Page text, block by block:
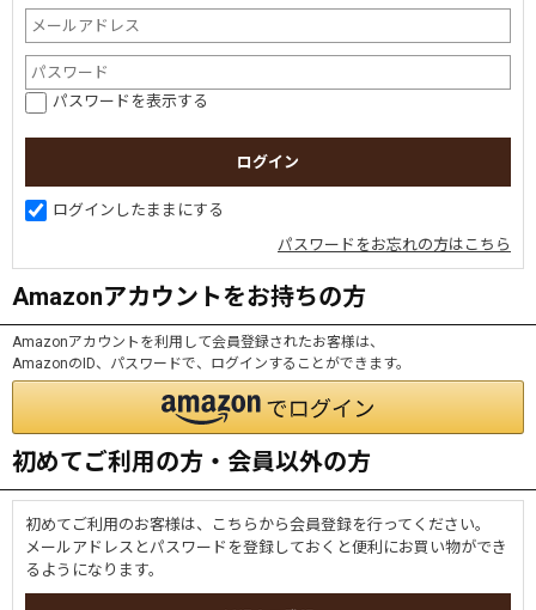
パスワードを表示する
ログインしたままにする
パスワードをお忘れの方はこちら
Amazonアカウントをお持ちの方
Amazonアカウントを利用して会員登録されたお客様は、
AmazonのID、パスワードで、ログインすることができます。
初めてご利用の方・会員以外の方
初めてご利用のお客様は、こちらから会員登録を行ってください。
メールアドレスとパスワードを登録しておくと便利にお買い物ができ
るようになります。